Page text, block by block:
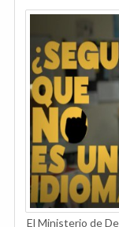
El Ministerio de